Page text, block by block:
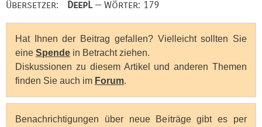
Übersetzer: DeepL— Wörter: 179
Hat Ihnen der Beitrag gefallen? Vielleicht sollten Sie
eine Spende in Betracht ziehen.
Diskussionen zu diesem Artikel und anderen Themen
finden Sie auch im Forum.
Benachrichtigungen über neue Beiträge gibt es per